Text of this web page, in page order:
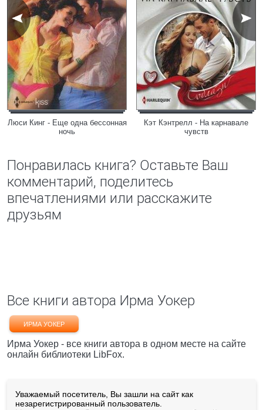
Люси Кинг - Еще одна бессонная
ночь
Кэт Кэнтрелл - На карнавале
чувств
Понравилась книга? Оставьте Ваш
комментарий, поделитесь
впечатлениями или расскажите
друзьям
Все книги автора Ирма Уокер
ИРМА УОКЕР
Ирма Уокер - все книги автора в одном месте на сайте
онлайн библиотеки LibFox.
Уважаемый посетитель, Вы зашли на сайт как
незарегистрированный пользователь.